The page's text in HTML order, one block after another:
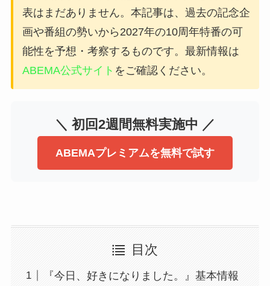
表はまだありません。本記事は、過去の記念企
画や番組の勢いから2027年の10周年特番の可
能性を予想・考察するものです。最新情報は
ABEMA公式サイト をご確認ください。
＼ 初回2週間無料実施中 ／
ABEMAプレミアムを無料で試す
目次
『今日、好きになりました。』基本情報